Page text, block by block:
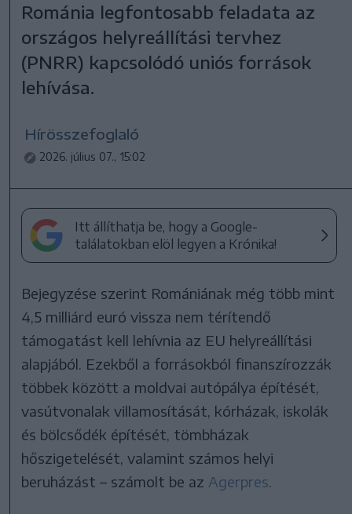
Románia legfontosabb feladata az
országos helyreállítási tervhez
(PNRR) kapcsolódó uniós források
lehívása.
Hírösszefoglaló
2026. július 07., 15:02
Itt állíthatja be, hogy a Google-
találatokban elöl legyen a Krónika!
Bejegyzése szerint Romániának még több mint
4,5 milliárd euró vissza nem térítendő
támogatást kell lehívnia az EU helyreállítási
alapjából. Ezekből a forrásokból finanszírozzák
többek között a moldvai autópálya építését,
vasútvonalak villamosítását, kórházak, iskolák
és bölcsődék építését, tömbházak
hőszigetelését, valamint számos helyi
beruházást – számolt be az Agerpres.